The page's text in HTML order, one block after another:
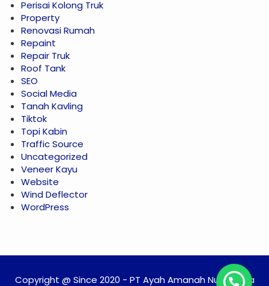
Perisai Kolong Truk
Property
Renovasi Rumah
Repaint
Repair Truk
Roof Tank
SEO
Social Media
Tanah Kavling
Tiktok
Topi Kabin
Traffic Source
Uncategorized
Veneer Kayu
Website
Wind Deflector
WordPress
Copyright @ Since 2020 - PT Ayah Amanah Nusantara